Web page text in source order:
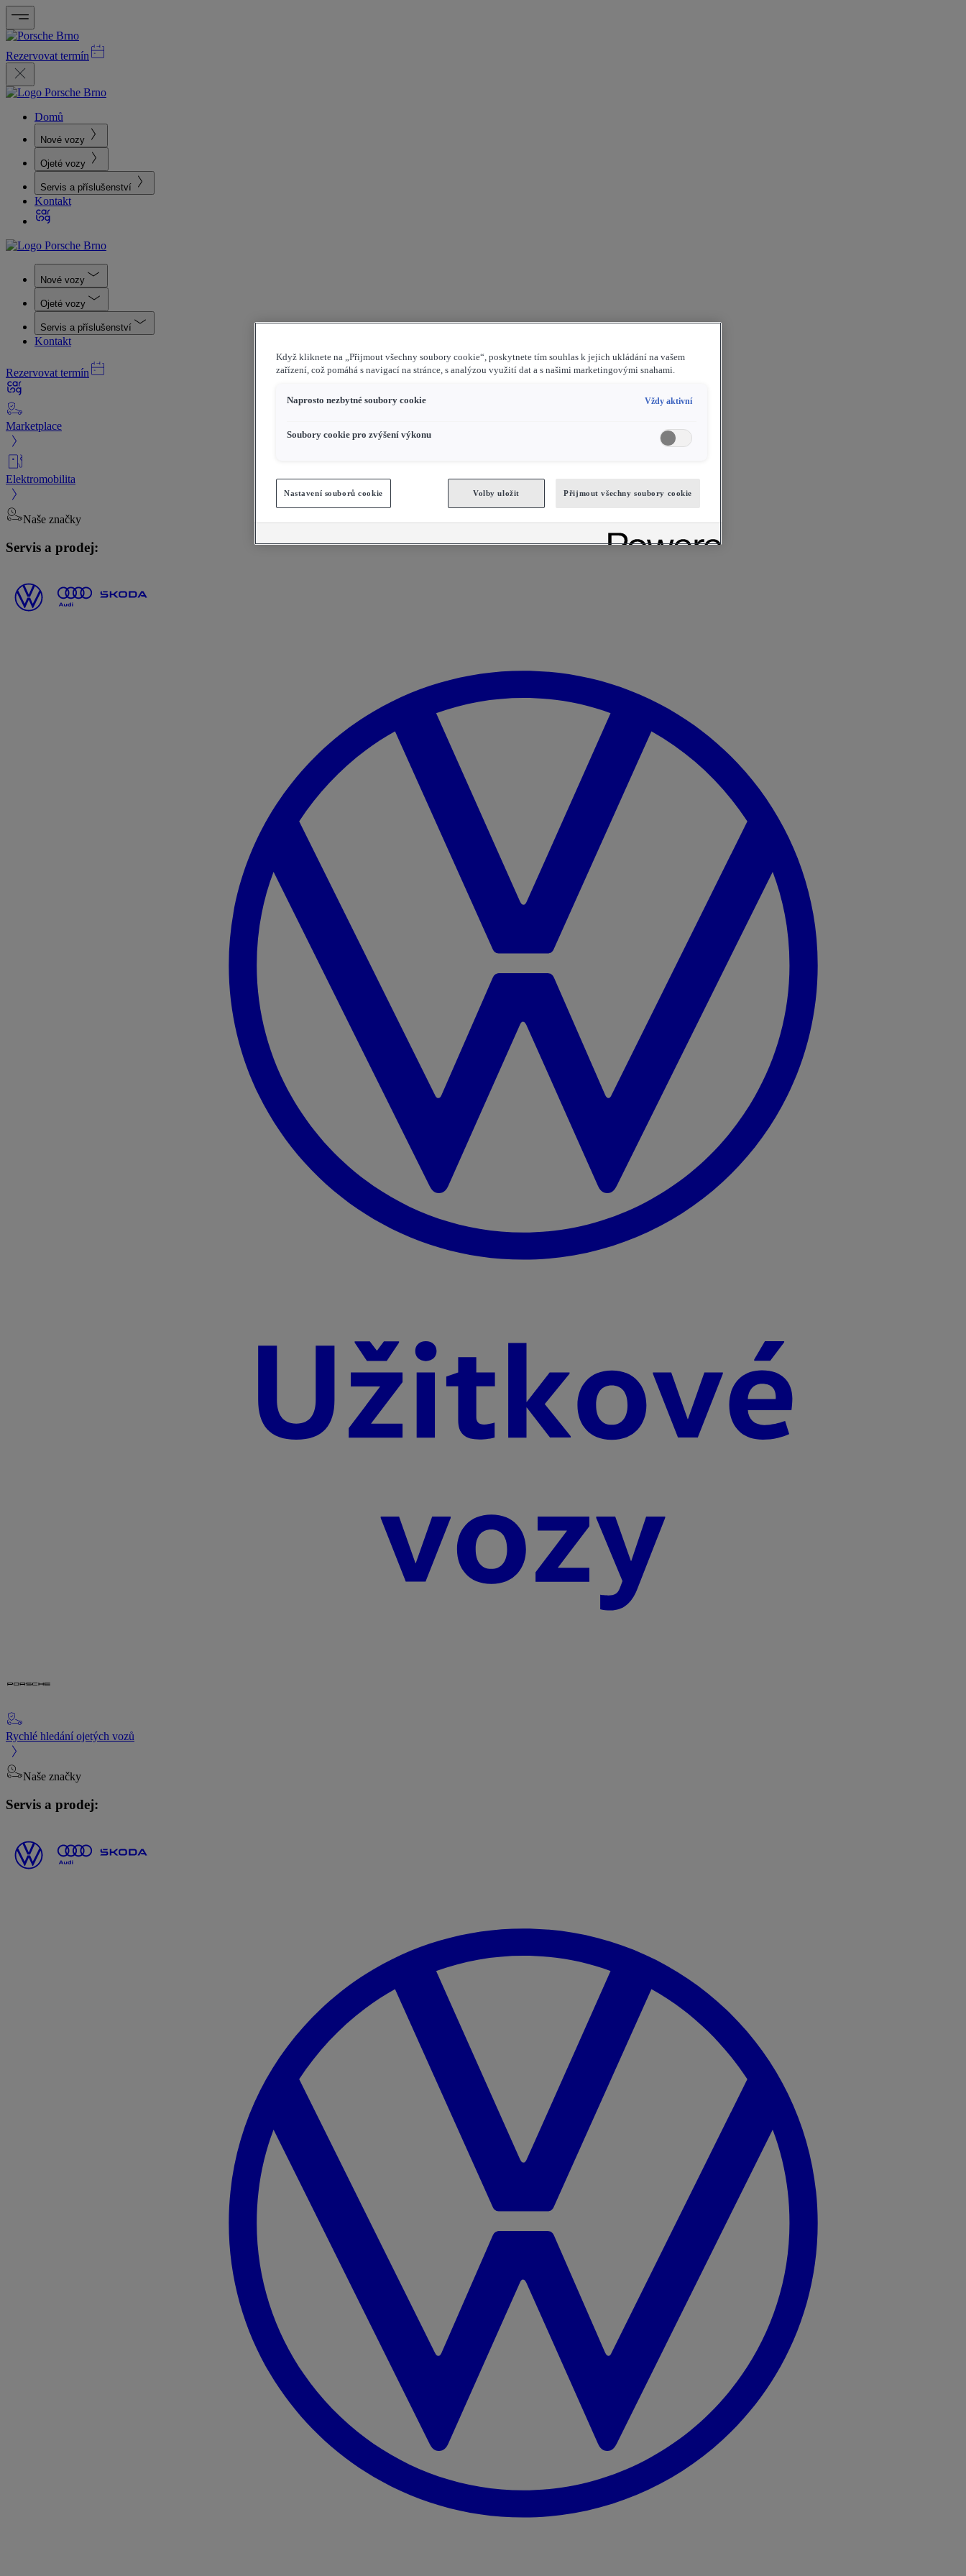
Rezervovat termín
Domů
Nové vozy
Ojeté vozy
Servis a příslušenství
Kontakt
Nové vozy
Ojeté vozy
Servis a příslušenství
Kontakt
Rezervovat termín
Marketplace
Elektromobilita
Naše značky
Servis a prodej:
Rychlé hledání ojetých vozů
Naše značky
Servis a prodej:
Když kliknete na „Přijmout všechny soubory cookie“, poskytnete tím souhlas k jejich ukládání na vašem
zařízení, což pomáhá s navigací na stránce, s analýzou využití dat a s našimi marketingovými snahami.
Naprosto nezbytné soubory cookie Vždy aktivní
Soubory cookie pro zvýšení výkonu
Nastavení souborů cookie Volby uložit Přijmout všechny soubory cookie